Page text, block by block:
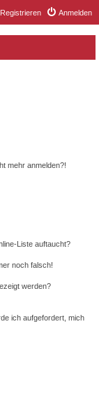
Anmelden
Registrieren
mehr anmelden?!
Liste auftaucht?
noch falsch!
werden?
ich aufgefordert, mich